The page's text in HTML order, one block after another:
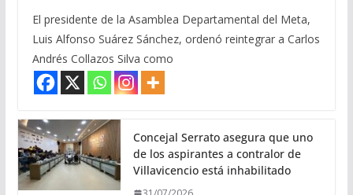
El presidente de la Asamblea Departamental del Meta,
Luis Alfonso Suárez Sánchez, ordenó reintegrar a Carlos
Andrés Collazos Silva como
Concejal Serrato asegura que uno
de los aspirantes a contralor de
Villavicencio está inhabilitado